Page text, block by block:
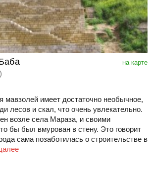
на карте
мавзолей имеет достаточно необычное,
лесов и скал, что очень увлекательно.
возле села Мараза, и своими
бы был вмурован в стену. Это говорит
сама позаботилась о строительстве в